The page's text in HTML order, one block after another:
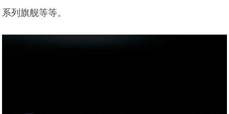
系列旗舰等等。